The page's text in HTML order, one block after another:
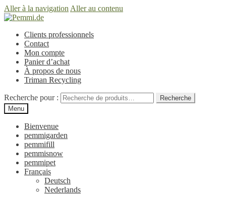
Aller à la navigation Aller au contenu
Clients professionnels
Contact
Mon compte
Panier d’achat
À propos de nous
Triman Recycling
Recherche pour :
Recherche
Menu
Bienvenue
pemmigarden
pemmifill
pemmisnow
pemmipet
Français
Deutsch
Nederlands